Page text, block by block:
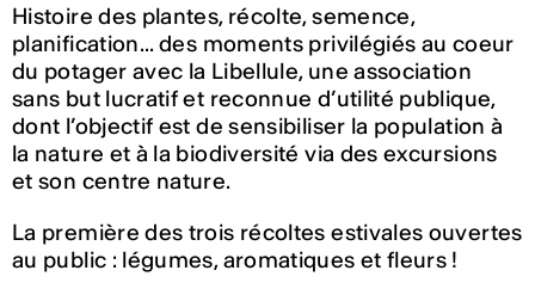
Histoire des plantes, récolte, semence,
planification... des moments privilégiés au coeur
du potager avec la Libellule, une association
sans but lucratif et reconnue d’utilité publique,
dont l’objectif est de sensibiliser la population à
la nature et à la biodiversité via des excursions
et son centre nature.
La première des trois récoltes estivales ouvertes
au public : légumes, aromatiques et fleurs !